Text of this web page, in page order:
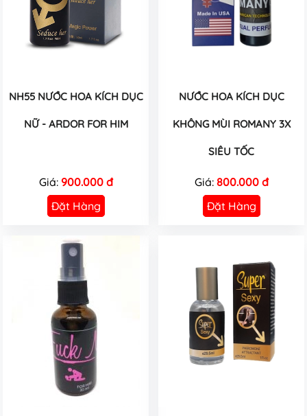
NH55 NƯỚC HOA KÍCH DỤC
NỮ - ARDOR FOR HIM
Giá: 900.000 đ
Đặt Hàng
NƯỚC HOA KÍCH DỤC
KHÔNG MÙI ROMANY 3X
SIÊU TỐC
Giá: 800.000 đ
Đặt Hàng